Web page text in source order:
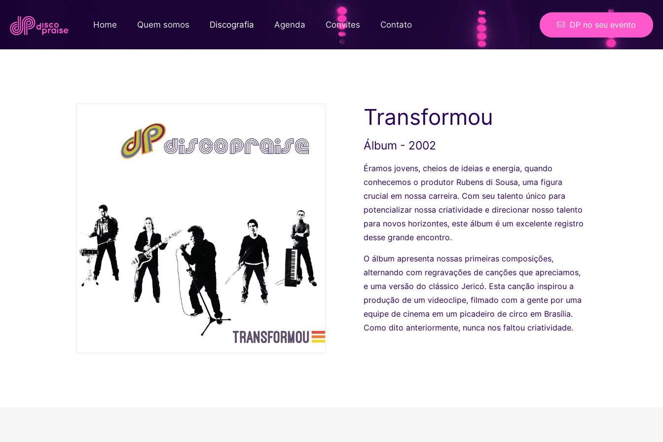
Home Quem somos Discografia Agenda Convites Contato DP no seu evento
Transformou
Álbum - 2002
Éramos jovens, cheios de ideias e energia, quando
conhecemos o produtor Rubens di Sousa, uma figura
crucial em nossa carreira. Com seu talento único para
potencializar nossa criatividade e direcionar nosso talento
para novos horizontes, este álbum é um excelente registro
desse grande encontro.
O álbum apresenta nossas primeiras composições,
alternando com regravações de canções que apreciamos,
e uma versão do clássico Jericó. Esta canção inspirou a
produção de um videoclipe, filmado com a gente por uma
equipe de cinema em um picadeiro de circo em Brasília.
Como dito anteriormente, nunca nos faltou criatividade.